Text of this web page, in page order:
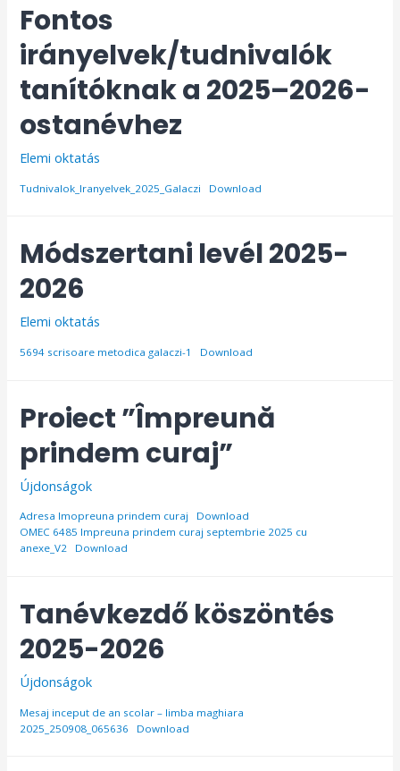
Fontos
irányelvek/tudnivalók
tanítóknak a 2025–2026-
ostanévhez
Elemi oktatás
Tudnivalok_Iranyelvek_2025_Galaczi Download
Módszertani levél 2025-
2026
Elemi oktatás
5694 scrisoare metodica galaczi-1 Download
Proiect ”Împreună
prindem curaj”
Újdonságok
Adresa Imopreuna prindem curaj
Download
OMEC 6485 Impreuna prindem curaj septembrie 2025 cu
anexe_V2
Download
Tanévkezdő köszöntés
2025-2026
Újdonságok
Mesaj inceput de an scolar – limba maghiara
2025_250908_065636
Download